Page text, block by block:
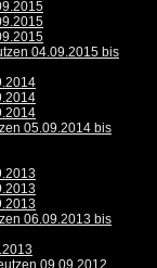
04.09.2015 bis
05.09.2014 bis
06.09.2013 bis